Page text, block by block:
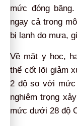
mức đóng
ngay cả trong
bị lạnh do mưa,
Về mặt y học,
thể cốt lõi giảm
2 độ so với mức
nghiêm trọng
mức dưới 28 độ